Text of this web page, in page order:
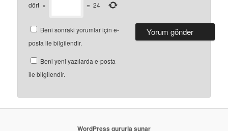
dört × = 24
Beni sonraki yorumlar için e-
posta ile bilgilendir.
Beni yeni yazılarda e-posta
ile bilgilendir.
WordPress gururla sunar